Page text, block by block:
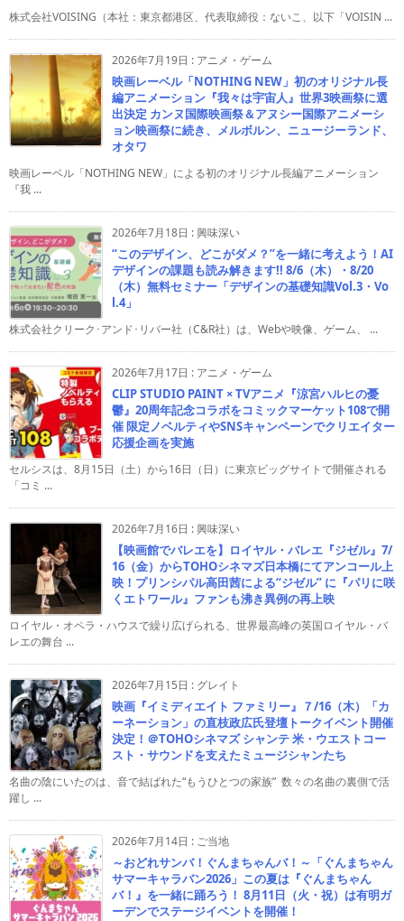
株式会社VOISING（本社：東京都港区、代表取締役：ないこ、以下「VOISIN ...
2026年7月19日 : アニメ・ゲーム
映画レーベル「NOTHING NEW」初のオリジナル長
編アニメーション『我々は宇宙人』世界3映画祭に選
出決定 カンヌ国際映画祭＆アヌシー国際アニメーシ
ョン映画祭に続き、メルボルン、ニュージーランド、
オタワ
映画レーベル「NOTHING NEW」による初のオリジナル長編アニメーション
『我 ...
2026年7月18日 :興味深い
“このデザイン、どこがダメ？”を一緒に考えよう！AI
デザインの課題も読み解きます!! 8/6（木）・8/20
（木）無料セミナー「デザインの基礎知識Vol.3・Vo
l.4」
株式会社クリーク･アンド･リバー社（C&R社）は、Webや映像、ゲーム、 ...
2026年7月17日 : アニメ・ゲーム
CLIP STUDIO PAINT × TVアニメ『涼宮ハルヒの憂
鬱』20周年記念コラボをコミックマーケット108で開
催 限定ノベルティやSNSキャンペーンでクリエイター
応援企画を実施
セルシスは、8月15日（土）から16日（日）に東京ビッグサイトで開催される
「コミ ...
2026年7月16日 :興味深い
【映画館でバレエを】ロイヤル・バレエ『ジゼル』7/
16（金）からTOHOシネマズ日本橋にてアンコール上
映！プリンシパル高田茜による“ジゼル” に『パリに咲
くエトワール』ファンも沸き異例の再上映
ロイヤル・オペラ・ハウスで繰り広げられる、世界最高峰の英国ロイヤル・バ
レエの舞台 ...
2026年7月15日 : グレイト
映画『イミディエイト ファミリー』７/16（木）「カ
ーネーション」の直枝政広氏登壇トークイベント開催
決定！＠TOHOシネマズ シャンテ 米・ウエストコー
スト・サウンドを支えたミュージシャンたち
名曲の陰にいたのは、音で結ばれた“もうひとつの家族” 数々の名曲の裏側で活
躍し ...
2026年7月14日 : ご当地
～おどれサンバ！ぐんまちゃんバ！～「ぐんまちゃん
サマーキャラバン2026」この夏は『ぐんまちゃん
バ！』を一緒に踊ろう！ 8月11日（火・祝）は有明ガ
ーデンでステージイベントを開催！